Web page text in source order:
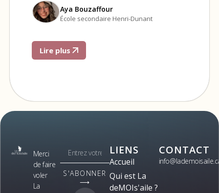
Aya Bouzaffour
École secondaire Henri-Dunant
Lire plus
Merci
de faire
voler
La
S'ABONNER
⟶
LIENS
Accueil
Qui est La
deMOIs'aile ?
CONTACT